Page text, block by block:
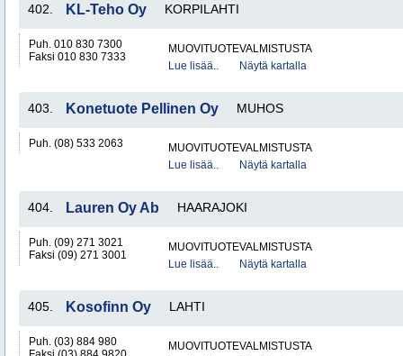
402. KL-Teho Oy KORPILAHTI
Puh. 010 830 7300
Faksi 010 830 7333
MUOVITUOTEVALMISTUSTA
Lue lisää..
Näytä kartalla
403. Konetuote Pellinen Oy MUHOS
Puh. (08) 533 2063
MUOVITUOTEVALMISTUSTA
Lue lisää..
Näytä kartalla
404. Lauren Oy Ab HAARAJOKI
Puh. (09) 271 3021
Faksi (09) 271 3001
MUOVITUOTEVALMISTUSTA
Lue lisää..
Näytä kartalla
405. Kosofinn Oy LAHTI
Puh. (03) 884 980
MUOVITUOTEVALMISTUSTA